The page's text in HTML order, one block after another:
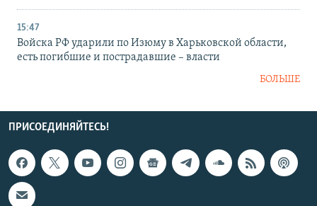
15:47
Войска РФ ударили по Изюму в Харьковской области,
есть погибшие и пострадавшие – власти
БОЛЬШЕ
ПРИСОЕДИНЯЙТЕСЬ!